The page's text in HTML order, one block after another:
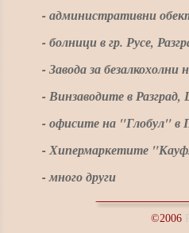
- административни
- болници в гр. Русе,
- Завода за
- Винзаводите в
- офисите на "Глобул" в
- Хипермаркетите
- много други
©2006